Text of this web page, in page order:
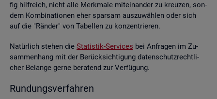
fig hilf­reich, nicht alle Merk­ma­le mit­ein­an­der zu kreu­zen, son­
dern Kom­bi­na­tio­nen eher spar­sam aus­zu­wäh­len oder sich
auf die "Rän­der" von Ta­bel­len zu kon­zen­trie­ren.
Na­tür­lich ste­hen die Sta­tis­tik-Ser­vices bei An­fra­gen im Zu­
sam­men­hang mit der Be­rück­sich­ti­gung da­ten­schutz­recht­li­
cher Be­lan­ge gerne be­ra­tend zur Ver­fü­gung.
Run­dungs­ver­fah­ren